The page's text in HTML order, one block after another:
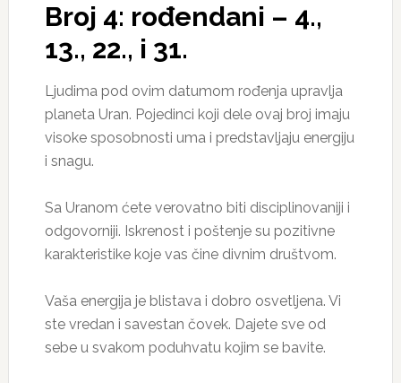
Broj 4: rođendani – 4.,
13., 22., i 31.
Ljudima pod ovim datumom rođenja upravlja
planeta Uran. Pojedinci koji dele ovaj broj imaju
visoke sposobnosti uma i predstavljaju energiju
i snagu.
Sa Uranom ćete verovatno biti disciplinovaniji i
odgovorniji. Iskrenost i poštenje su pozitivne
karakteristike koje vas čine divnim društvom.
Vaša energija je blistava i dobro osvetljena. Vi
ste vredan i savestan čovek. Dajete sve od
sebe u svakom poduhvatu kojim se bavite.